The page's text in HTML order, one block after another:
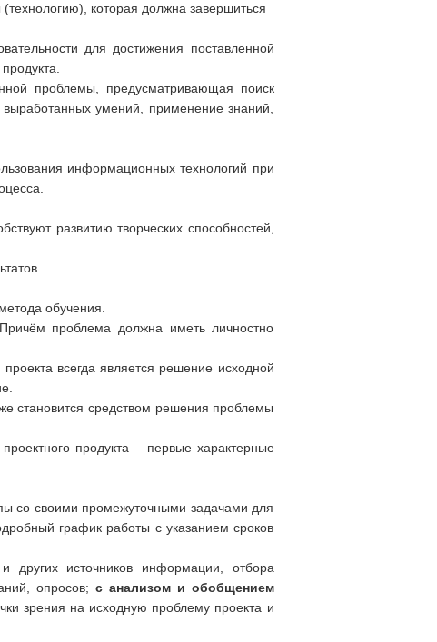
которая должна завершиться
для достижения поставленной
проблемы, предусматривающая поиск
выработанных умений, применение знаний,
информационных технологий при
развитию творческих способностей,
обучения.
проблема должна иметь личностно
всегда является решение исходной
становится средством решения проблемы
продукта – первые характерные
со своими промежуточными задачами для
график работы с указанием сроков
и других источников информации, отбора
опросов; с анализом и обобщением
зрения на исходную проблему проекта и